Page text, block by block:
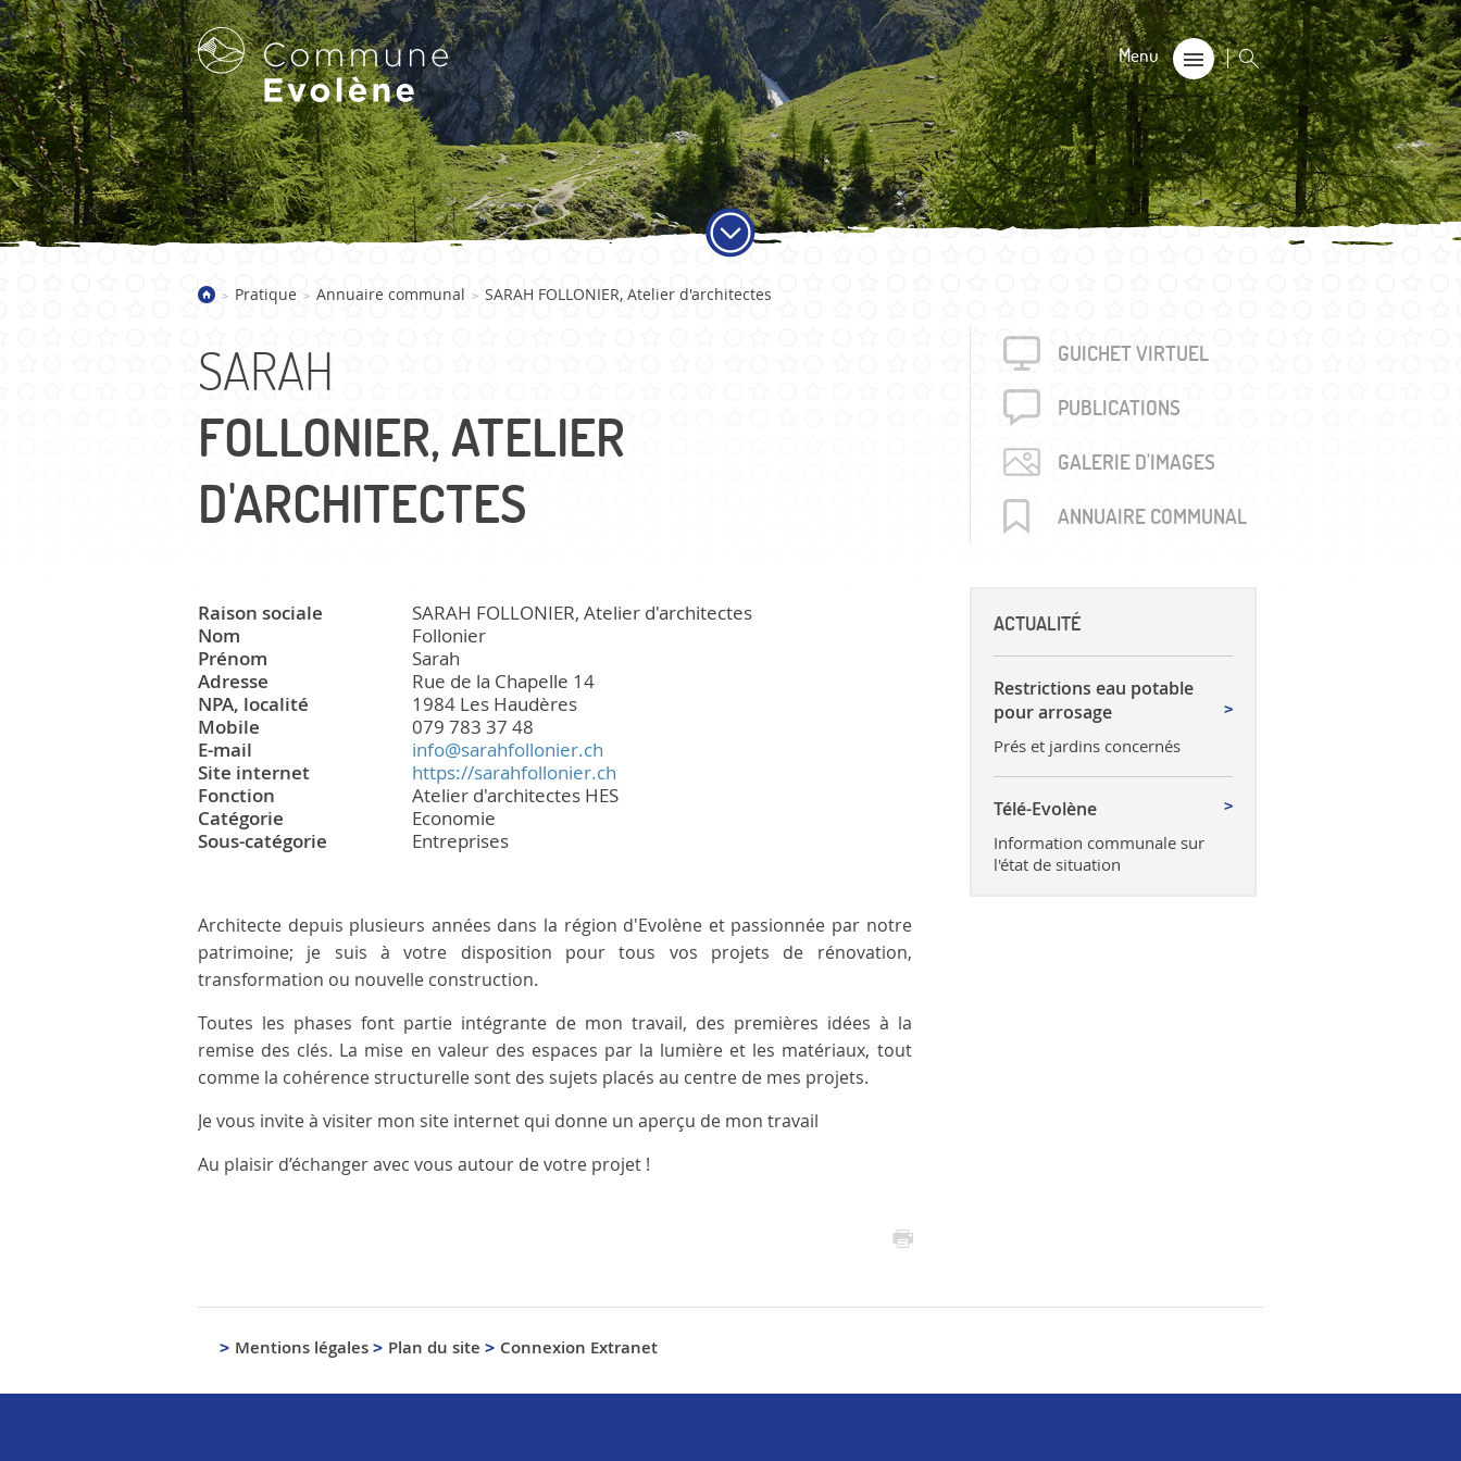
LA COMMUNE D'EVOLÈNE
Villages
Actualités
Historique
ADMINISTRATION
Publications
VIE LOCALE
Objets trouvés
Carte jounalière dégriffée commune
Sociétés locales
Patrimoine
Office du tourisme
Manifestations
Paroisse
Energie
Gestion des déchets
Liste de liens
> Pratique > Annuaire communal > SARAH FOLLONIER, Atelier d'architectes
SARAH
FOLLONIER, ATELIER
D'ARCHITECTES
Raison sociale
SARAH FOLLONIER, Atelier d'architectes
Nom
Follonier
Prénom
Sarah
Adresse
Rue de la Chapelle 14
NPA, localité
1984 Les Haudères
Mobile
079 783 37 48
E-mail
info@sarahfollonier.ch
Site internet
https://sarahfollonier.ch
Fonction
Atelier d'architectes HES
Catégorie
Economie
Sous-catégorie
Entreprises
Architecte depuis plusieurs années dans la région d'Evolène et passionnée par notre
patrimoine; je suis à votre disposition pour tous vos projets de rénovation,
transformation ou nouvelle construction.
Toutes les phases font partie intégrante de mon travail, des premières idées à la
remise des clés. La mise en valeur des espaces par la lumière et les matériaux, tout
comme la cohérence structurelle sont des sujets placés au centre de mes projets.
Je vous invite à visiter mon site internet qui donne un aperçu de mon travail
Au plaisir d’échanger avec vous autour de votre projet !
GUICHET VIRTUEL
PUBLICA­TIONS
GALERIE D'IMAGES
ANNUAIRE COMMUNAL
ACTUALITÉ
Restrictions eau potable
pour arrosage
Prés et jardins concernés
Télé-Evolène
Information communale sur
l'état de situation
Mentions légales Plan du site Connexion Extranet